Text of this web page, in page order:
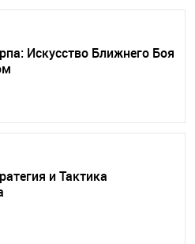
Искусство Ближнего Боя
и Тактика